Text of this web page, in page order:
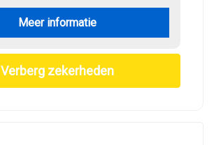
Meer informatie
Verberg zekerheden